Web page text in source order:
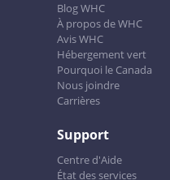
Blog WHC
À propos de WHC
Avis WHC
Hébergement vert
Pourquoi le Canada
Nous joindre
Carrières
Support
Centre d'Aide
État des services